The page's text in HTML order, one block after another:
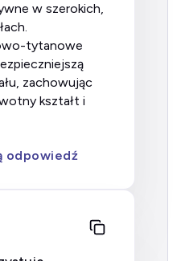
zachowując
kształt i
odpowiedź